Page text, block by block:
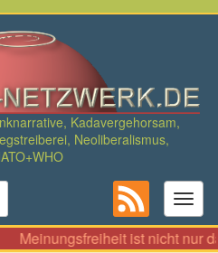
Kadavergehorsam,
Neoliberalismus,
Meinungsfreiheit ist nicht nur